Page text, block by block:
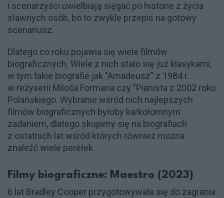
i scenarzyści uwielbiają sięgać po historie z życia
sławnych osób, bo to zwykle przepis na gotowy
scenariusz.
Dlatego co roku pojawia się wiele filmów
biograficznych. Wiele z nich stało się już klasykami,
w tym takie biografie jak "Amadeusz" z 1984 r.
w reżyserii Miloša Formana czy "Pianista z 2002 roku
Polańskiego. Wybranie wśród nich najlepszych
filmów biograficznych byłoby karkołomnym
zadaniem, dlatego skupimy się na biografiach
z ostatnich lat wśród których również można
znaleźć wiele perełek.
Filmy biograficzne: Maestro (2023)
6 lat Bradley Cooper przygotowywała się do zagrania